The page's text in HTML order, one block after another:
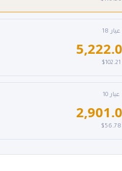
عيار 18
$102.21
عيار 10
$56.78